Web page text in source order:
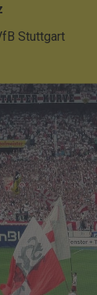
Stuttgart